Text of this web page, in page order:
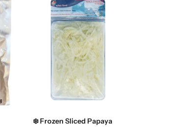
❄️ Frozen Sliced Papaya